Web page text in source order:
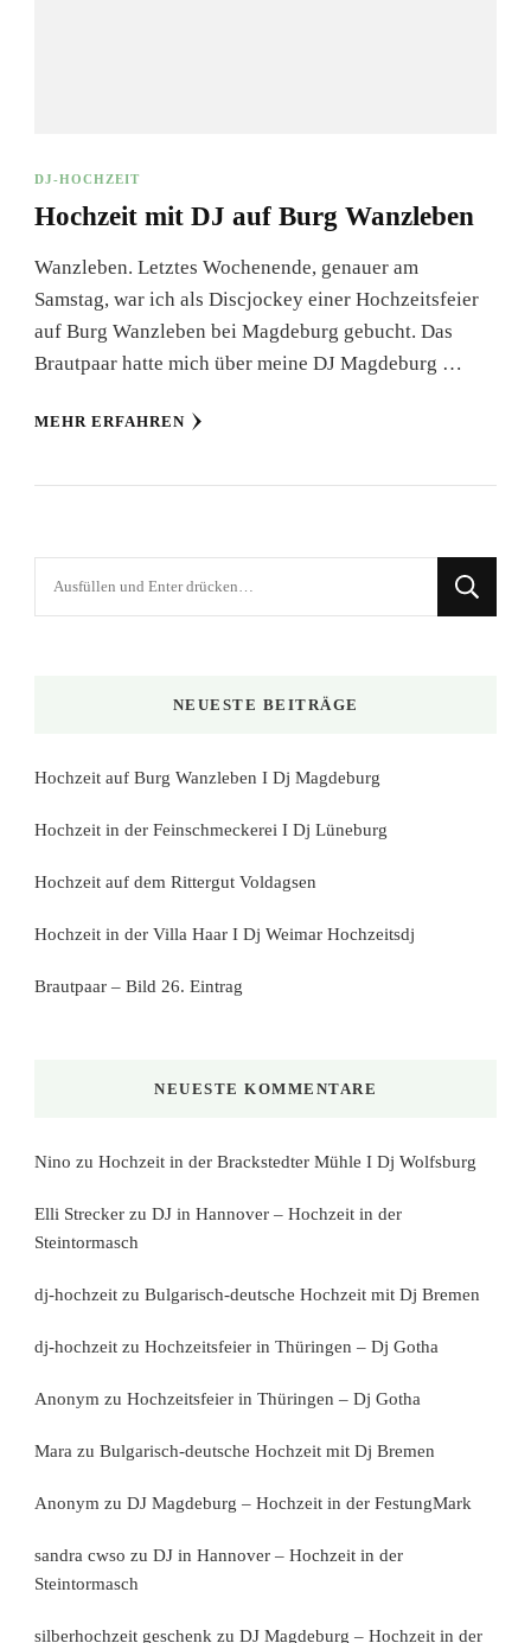
DJ-HOCHZEIT
Hochzeit mit DJ auf Burg Wanzleben
Wanzleben. Letztes Wochenende, genauer am
Samstag, war ich als Discjockey einer Hochzeitsfeier
auf Burg Wanzleben bei Magdeburg gebucht. Das
Brautpaar hatte mich über meine DJ Magdeburg …
MEHR ERFAHREN
NEUESTE BEITRÄGE
Hochzeit auf Burg Wanzleben I Dj Magdeburg
Hochzeit in der Feinschmeckerei I Dj Lüneburg
Hochzeit auf dem Rittergut Voldagsen
Hochzeit in der Villa Haar I Dj Weimar Hochzeitsdj
Brautpaar – Bild 26. Eintrag
NEUESTE KOMMENTARE
Nino zu Hochzeit in der Brackstedter Mühle I Dj Wolfsburg
Elli Strecker zu DJ in Hannover – Hochzeit in der
Steintormasch
dj-hochzeit zu Bulgarisch-deutsche Hochzeit mit Dj Bremen
dj-hochzeit zu Hochzeitsfeier in Thüringen – Dj Gotha
Anonym zu Hochzeitsfeier in Thüringen – Dj Gotha
Mara zu Bulgarisch-deutsche Hochzeit mit Dj Bremen
Anonym zu DJ Magdeburg – Hochzeit in der FestungMark
sandra cwso zu DJ in Hannover – Hochzeit in der
Steintormasch
silberhochzeit geschenk zu DJ Magdeburg – Hochzeit in der